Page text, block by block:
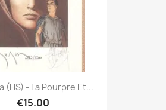
(HS) - La Pourpre Et...
€15.00